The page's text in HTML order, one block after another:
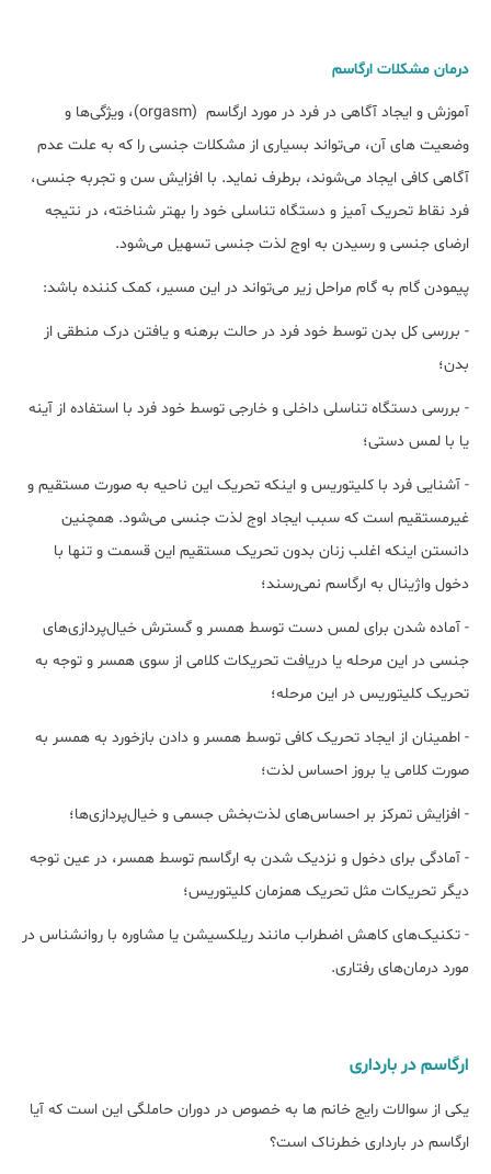
درمان مشکلات ارگاسم
آموزش و ایجاد آگاهی در فرد در مورد ارگاسم (orgasm)، ویژگی‌ها و
وضعیت ‌های آن، می‌تواند بسیاری از مشکلات جنسی را که به علت عدم
آگاهی کافی ایجاد می‌شوند، برطرف نماید. با افزایش سن و تجربه‌ جنسی،
فرد نقاط تحریک آمیز و دستگاه تناسلی خود را بهتر شناخته، در نتیجه
ارضای جنسی و رسیدن به اوج لذت جنسی تسهیل می‌شود.
پیمودن گام به گام مراحل زیر می‌تواند در این مسیر، کمک کننده باشد:
- بررسی کل بدن توسط خود فرد در حالت برهنه و یافتن درک منطقی از
بدن؛
- بررسی دستگاه تناسلی داخلی و خارجی توسط خود فرد با استفاده از آینه
یا با لمس دستی؛
- آشنایی فرد با کلیتوریس و اینکه تحریک این ناحیه به صورت مستقیم و
غیرمستقیم است که سبب ایجاد اوج لذت جنسی می‌شود. همچنین
دانستن اینکه اغلب زنان بدون تحریک مستقیم این قسمت و تنها با
دخول واژینال به ارگاسم نمی‌رسند؛
- آماده شدن برای لمس دست توسط همسر و گسترش خیال‌پردازی‌های
جنسی در این مرحله یا دریافت تحریکات کلامی از سوی همسر و توجه به
تحریک کلیتوریس در این مرحله؛
- اطمینان از ایجاد تحریک کافی توسط همسر و دادن بازخورد به همسر به
صورت کلامی یا بروز احساس لذت؛
- افزایش تمرکز بر احساس‌های لذت‌بخش جسمی و خیال‌پردازی‌ها؛
- آمادگی برای دخول و نزدیک شدن به ارگاسم توسط همسر، در عین توجه
دیگر تحریکات مثل تحریک همزمان کلیتوریس؛
- تکنیک‌های کاهش اضطراب مانند ریلکسیشن یا مشاوره با روانشناس در
مورد درمان‌های رفتاری.
ارگاسم در بارداری
یکی از سوالات رایج خانم ها به خصوص در دوران حاملگی این است که آیا
ارگاسم در بارداری خطرناک است؟